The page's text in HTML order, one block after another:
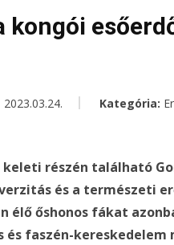
2023.03.24. Kategória:
keleti részén található
és a természeti
élő őshonos fákat
faszén-kereskedelem